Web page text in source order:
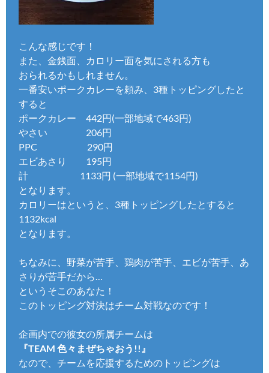
こんな感じです！
また、金銭面、カロリー面を気にされる方も
おられるかもしれません。
一番安いポークカレーを頼み、3種トッピングしたと
すると
ポークカレー 442円(一部地域で463円)
やさい 206円
PPC 290円
エビあさり 195円
計 1133円 (一部地域で1154円)
となります。
カロリーはというと、3種トッピングしたとすると
1132kcal
となります。
ちなみに、野菜が苦手、鶏肉が苦手、エビが苦手、あ
さりが苦手だから…
というそこのあなた！
このトッピング対決はチーム対戦なのです！
企画内での彼女の所属チームは
『TEAM 色々まぜちゃおう!!』
なので、チームを応援するためのトッピングは